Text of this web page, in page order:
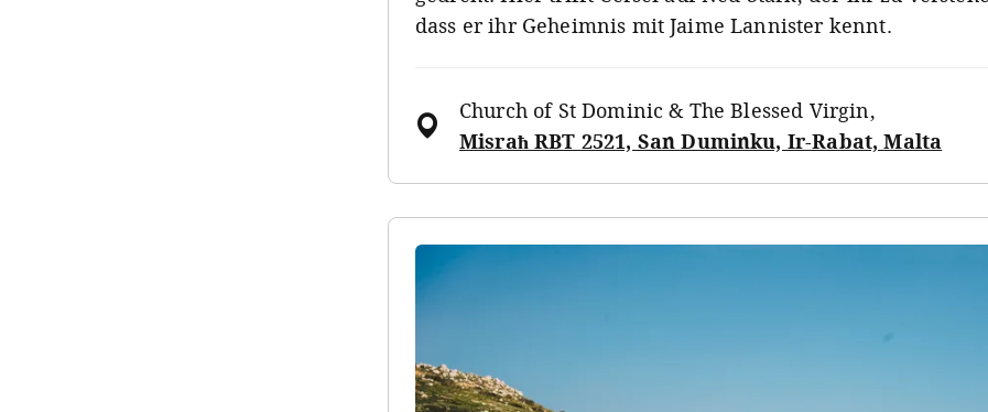
dass er ihr Geheimnis mit Jaime Lannister kennt.
Church of St Dominic & The Blessed Virgin,
Misraħ RBT 2521, San Duminku, Ir-Rabat, Malta